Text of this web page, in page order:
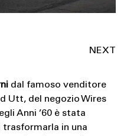
dal famoso venditore
Utt, del negozio Wires
Anni ’60 è stata
in una